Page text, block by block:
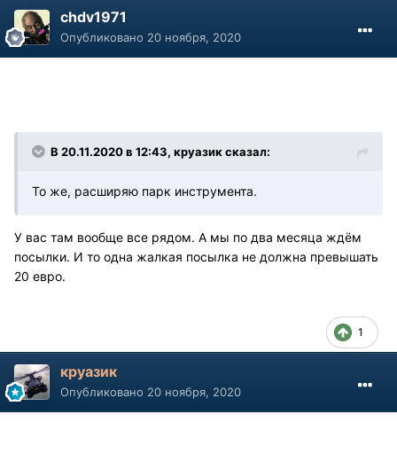
chdv1971
Опубликовано 20 ноября, 2020
В 20.11.2020 в 12:43, круазик сказал:
То же, расширяю парк инструмента.
У вас там вообще все рядом. А мы по два месяца ждём
посылки. И то одна жалкая посылка не должна превышать
20 евро.
1
круазик
Опубликовано 20 ноября, 2020